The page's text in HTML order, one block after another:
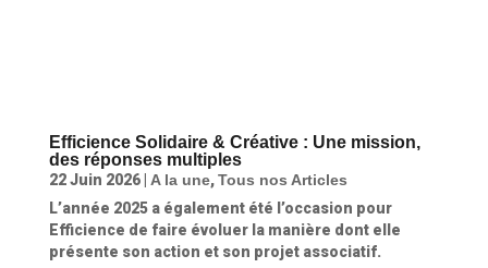
Efficience Solidaire & Créative : Une mission,
des réponses multiples
22 Juin 2026| A la une,Tous nos Articles
L’année 2025 a également été l’occasion pour
Efficience de faire évoluer la manière dont elle
présente son action et son projet associatif.